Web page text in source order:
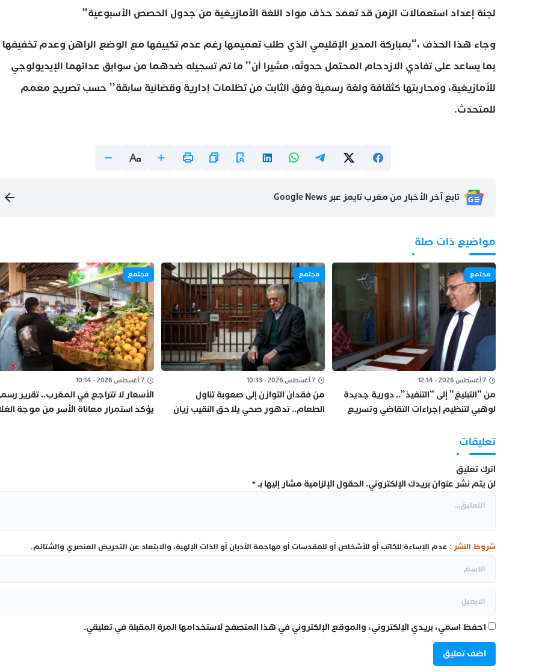
لجنة إعداد استعمالات الزمن قد تعمد حذف مواد اللغة الأمازيغية من جدول الحصص الأسبوعية”
وجاء هذا الحذف ،“بمباركة المدير الإقليمي الذي طلب تعميمها رغم عدم تكييفها مع الوضع الراهن وعدم تخفيفها
بما يساعد على تفادي الازدحام المحتمل حدوثه، مشيرا أن’’ ما تم تسجيله ضدهما من سوابق عدائهما الإيديولوجي
للأمازيغية، ومحاربتها كثقافة ولغة رسمية وفق الثابت من تظلمات إدارية وقضائية سابقة’’ حسب تصريح معمم
للمتحدث.
تابع آخر الأخبار من مغرب تايمز عبر Google News
مواضيع ذات صلة
مجتمع
7 أغسطس 2026 - 12:14
من “التبليغ” إلى “التنفيذ”.. دورية جديدة
لوهبي لتنظيم إجراءات التقاضي وتسريع
مجتمع
7 أغسطس 2026 - 10:33
من فقدان التوازن إلى صعوبة تناول
الطعام.. تدهور صحي يلاحق النقيب زيان
مجتمع
7 أغسطس 2026 - 10:14
الأسعار لا تتراجع في المغرب.. تقرير
يؤكد استمرار معاناة الأسر من موجة
تعليقات
اترك تعليق
لن يتم نشر عنوان بريدك الإلكتروني. الحقول الإلزامية مشار إليها بـ*
شروط النشر : عدم الإساءة للكاتب أو للأشخاص أو للمقدسات أو مهاجمة الأديان أو الذات الإلهية، والابتعاد عن التحريض العنصري والشتائم.
احفظ اسمي، بريدي الإلكتروني، والموقع الإلكتروني في هذا المتصفح لاستخدامها المرة المقبلة في تعليقي.